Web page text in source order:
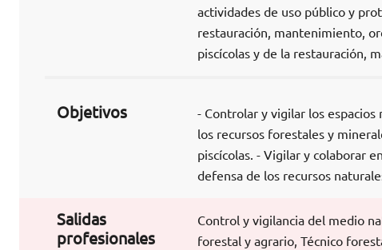
actividades de uso público y
restauración, mantenimiento,
piscícolas y de la restauración,
Objetivos
- Controlar y vigilar los
los recursos forestales y
piscícolas. - Vigilar y colaborar
defensa de los recursos
Salidas
profesionales
Control y vigilancia del medio
forestal y agrario, Técnico